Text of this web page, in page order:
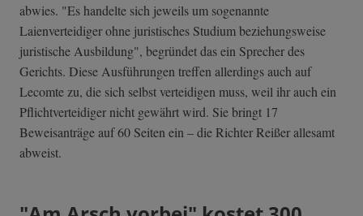
abwies. "Es handelte sich jeweils um sogenannte
Laienverteidiger ohne juristisches Studium beziehungsweise
juristische Ausbildung", begründet das ein Sprecher des
Gerichts. Diese Ausführungen treffen allerdings auch auf
Lecomte zu, die sich selbst verteidigen muss, weil ihr auch ein
Pflichtverteidiger nicht gewährt wird. Sie bringt 17
Beweisanträge auf 60 Seiten ein – die Richter Reißer allesamt
abweist.